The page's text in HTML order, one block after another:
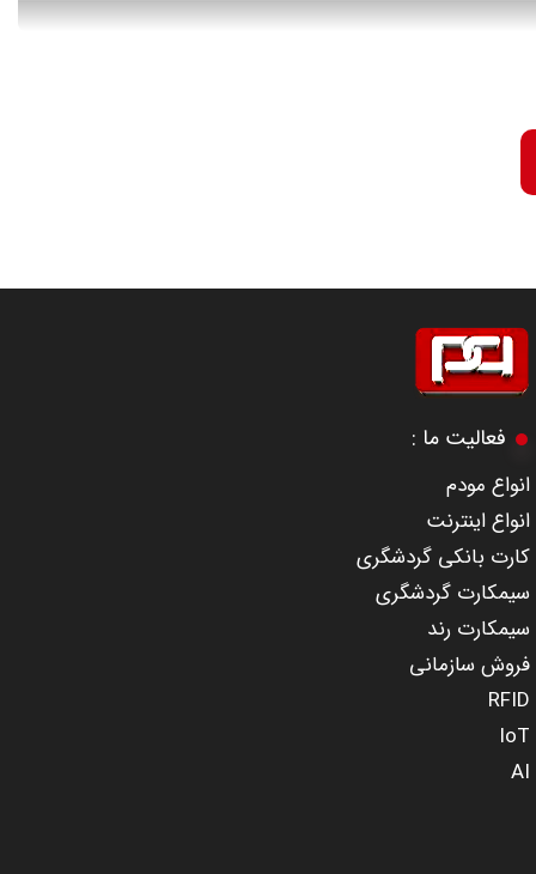
​​​​​​​فعالیت ما :
​انواع مودم
انواع اینترنت
کارت بانکی گردشگری
سیمکارت گردشگری
سیمکارت رند
​​​​​​​فروش سازمانی
RFID
IoT
AI